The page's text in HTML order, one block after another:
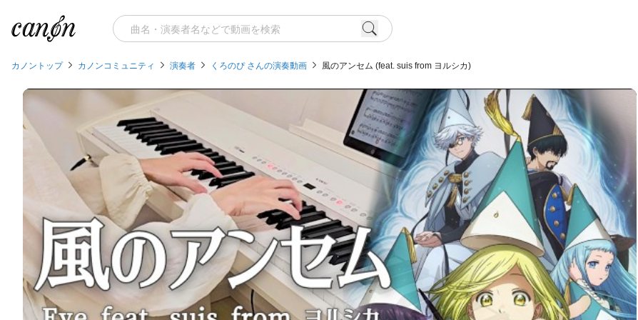
カノントップ カノンコミュニティ 演奏者 くろのぴ さんの演奏動画 風のアンセム (feat. suis from ヨルシカ)